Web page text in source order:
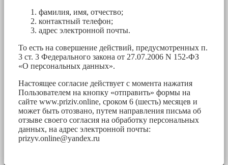
фамилия, имя, отчество;
контактный телефон;
адрес электронной почты.
То есть на совершение действий, предусмотренных п.
3 ст. 3 Федерального закона от 27.07.2006 N 152-ФЗ
«О персональных данных».
Настоящее согласие действует с момента нажатия
Пользователем на кнопку «отправить» формы на
сайте www.priziv.online, сроком 6 (шесть) месяцев и
может быть отозвано, путем направления письма об
отзыве своего согласия на обработку персональных
данных, на адрес электронной почты:
prizyv.online@yandex.ru